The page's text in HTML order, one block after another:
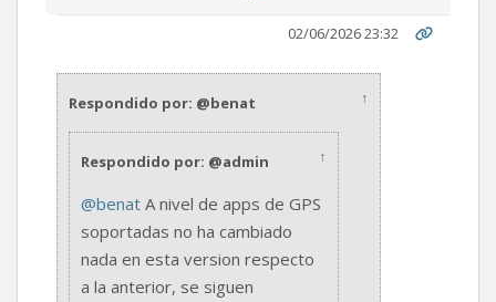
02/06/2026 23:32
Respondido por: @benat ↑
Respondido por: @admin ↑
@benat A nivel de apps de GPS
soportadas no ha cambiado
nada en esta version respecto
a la anterior, se siguen